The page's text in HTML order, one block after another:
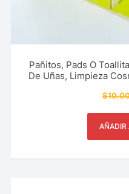
Pañitos, Pads O
De Uñas, Limpieza
$
AÑADIR